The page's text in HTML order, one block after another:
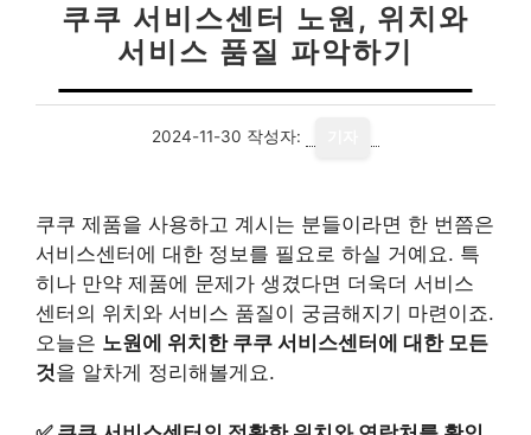
쿠쿠 서비스센터 노원, 위치와
서비스 품질 파악하기
2024-11-30 작성자:
쿠쿠 제품을 사용하고 계시는 분들이라면 한 번쯤은
서비스센터에 대한 정보를 필요로 하실 거예요. 특
히나 만약 제품에 문제가 생겼다면 더욱더 서비스
센터의 위치와 서비스 품질이 궁금해지기 마련이죠.
오늘은 노원에 위치한 쿠쿠 서비스센터에 대한 모든
것을 알차게 정리해볼게요.